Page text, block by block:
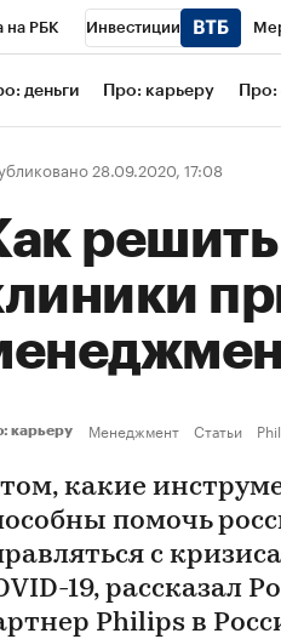
на РБК Инвестиции
РБК РБК Образование
валюты
деньги Про: карьеру Про:
28.09.2020, 17:08
карьеру Менеджмент Статьи
какие
помочь
с
19, рассказал
Philips в